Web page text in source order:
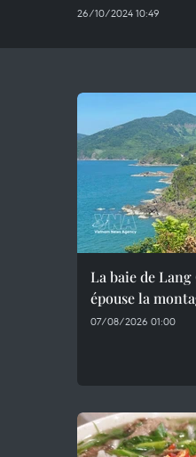
26/10/2024 10:49
La baie de
épouse la
07/08/2026 01:00